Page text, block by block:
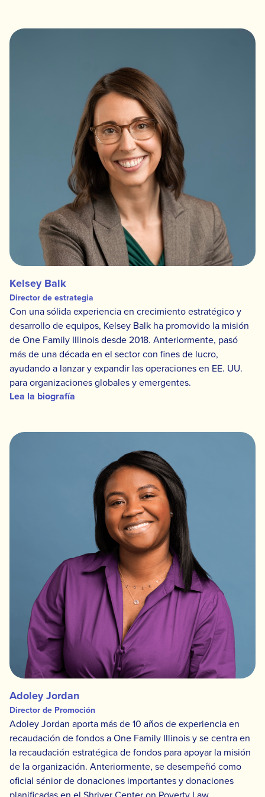
Kelsey Balk
Director de estrategia
Con una sólida experiencia en crecimiento estratégico y
desarrollo de equipos, Kelsey Balk ha promovido la misión
de One Family Illinois desde 2018. Anteriormente, pasó
más de una década en el sector con fines de lucro,
ayudando a lanzar y expandir las operaciones en EE. UU.
para organizaciones globales y emergentes.
Lea la biografía
Adoley Jordan
Director de Promoción
Adoley Jordan aporta más de 10 años de experiencia en
recaudación de fondos a One Family Illinois y se centra en
la recaudación estratégica de fondos para apoyar la misión
de la organización. Anteriormente, se desempeñó como
oficial sénior de donaciones importantes y donaciones